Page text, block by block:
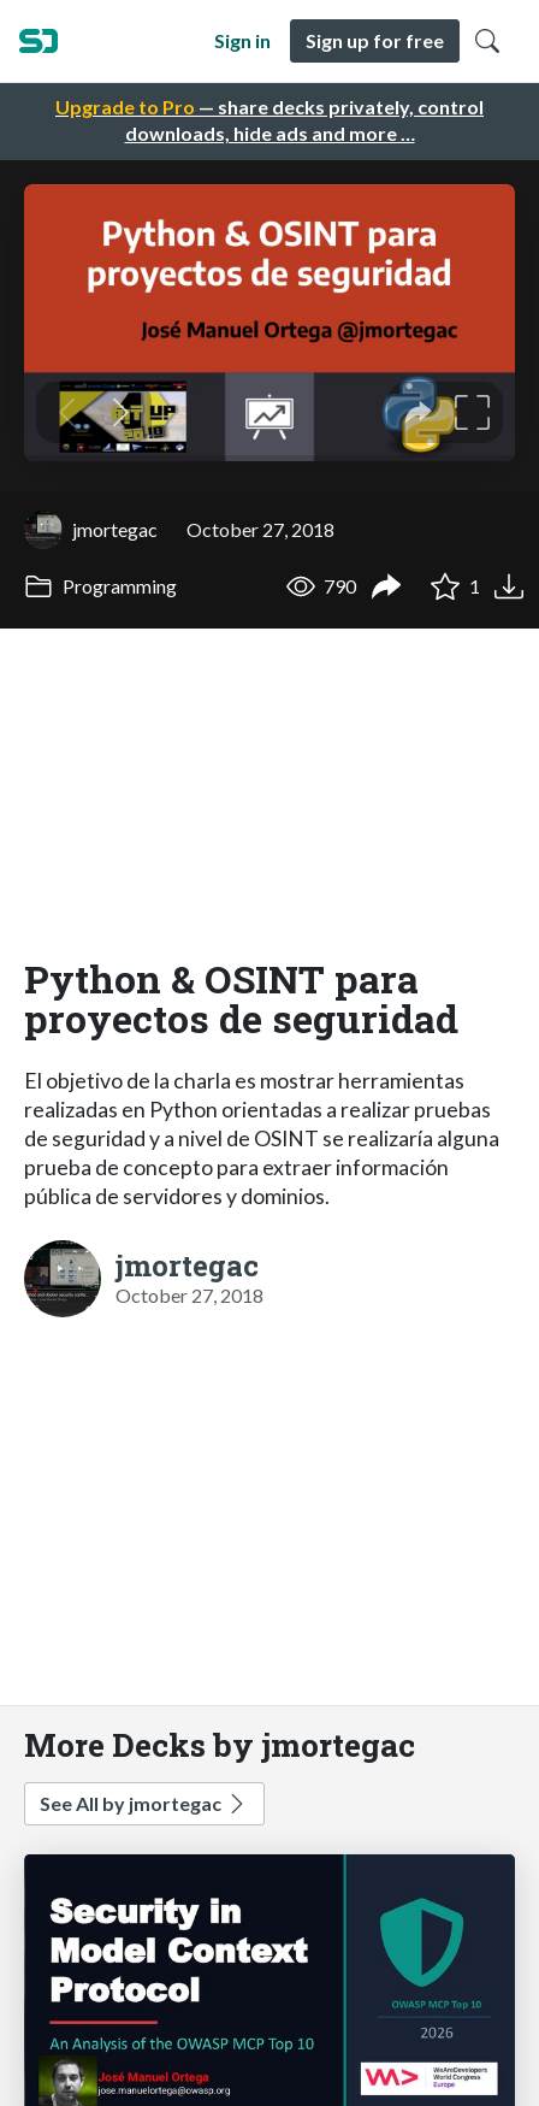
Upgrade to Pro — share decks privately, control
downloads, hide ads and more …
Sign in Sign up for free
jmortegac October 27, 2018
Programming 790 1
Python & OSINT para
proyectos de seguridad
El objetivo de la charla es mostrar herramientas
realizadas en Python orientadas a realizar pruebas
de seguridad y a nivel de OSINT se realizaría alguna
prueba de concepto para extraer información
pública de servidores y dominios.
jmortegac
October 27, 2018
More Decks by jmortegac
See All by jmortegac